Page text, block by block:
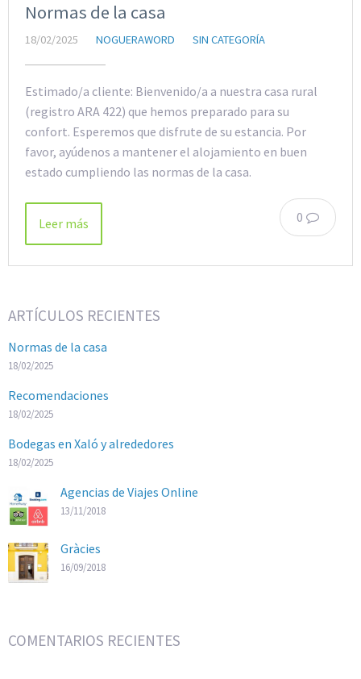
Normas de la casa
18/02/2025 NOGUERAWORD SIN CATEGORÍA
Estimado/a cliente: Bienvenido/a a nuestra casa rural
(registro ARA 422) que hemos preparado para su
confort. Esperemos que disfrute de su estancia. Por
favor, ayúdenos a mantener el alojamiento en buen
estado cumpliendo las normas de la casa.
0
Leer más
ARTÍCULOS RECIENTES
Normas de la casa
18/02/2025
Recomendaciones
18/02/2025
Bodegas en Xaló y alrededores
18/02/2025
Agencias de Viajes Online
13/11/2018
Gràcies
16/09/2018
COMENTARIOS RECIENTES